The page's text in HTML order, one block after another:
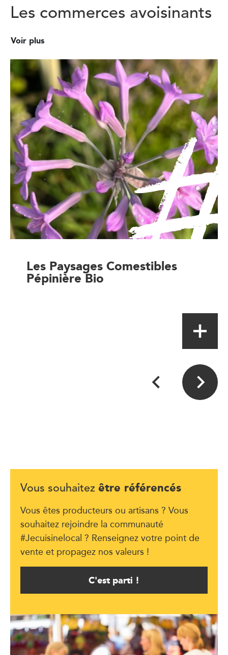
Les commerces avoisinants
Voir plus
Les Paysages Comestibles
Pépinière Bio
Vous souhaitez être référencés
Vous êtes producteurs ou artisans ? Vous
souhaitez rejoindre la communauté
#Jecuisinelocal ? Renseignez votre point de
vente et propagez nos valeurs !
C'est parti !